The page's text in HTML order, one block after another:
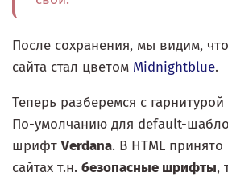
После сохранения, мы видим,
сайта стал цветом Midnightblue.
Теперь разберемся с
По-умолчанию для default-
шрифт Verdana. В HTML
сайтах т.н. безопасные шрифты,